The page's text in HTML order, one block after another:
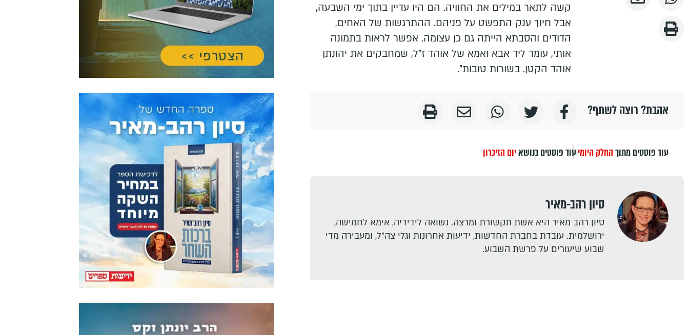
קשה לתאר במילים את החוויה. הם היו עדיין בתוך ימי השבעה,
אבל חיוך ענק התפשט על פניהם. ההתרגשות של האחים,
הדודים והסבתא הייתה גם כן עצומה. אפשר לראות בתמונה
אותי, עומד ליד אבא ואמא של אוהד ז"ל, שמחבקים את יהונתן
אוהד הקטן. בשורות טובות".
אהבת? רוצה לשתף?
עוד פוסטים מתוךהחלק היומיעוד פוסטים בנושאיום הזיכרון
סיון רהב-מאיר
סיון רהב מאיר היא אשת תקשורת ומרצה. נשואה לידידיה, אימא לחמישה,
ירושלמית. עובדת בחברת החדשות, ידיעות אחרונות וגלי צה"ל, ומעבירה מדי
שבוע שיעורים על פרשת השבוע.